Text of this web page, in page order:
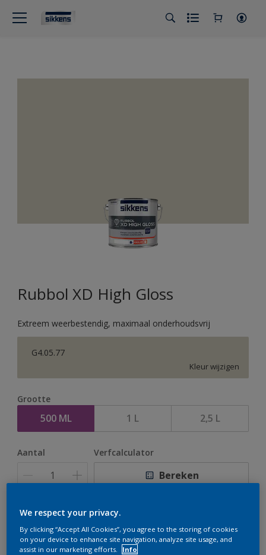
Rubbol XD High Gloss
Extreem weerbestendig, maximaal onderhoudsvrij
G4.05.77
Kleur wijzigen
Grootte
500 ML 1 L 2,5 L
Aantal Verfcalculator
Bereken
Op dit moment is het niet mogelijk dit product online
te bestellen. Houd de website in de gaten, we werken
er hard aan om de voorraad aan te vullen.
We respect your privacy.
By clicking “Accept All Cookies”, you agree to the storing of cookies
on your device to enhance site navigation, analyze site usage, and
assist in our marketing efforts.
Info